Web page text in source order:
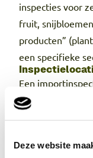
Deze website
inspecties voor
fruit,
producten”
een specifieke
Een
op een
bepaalde